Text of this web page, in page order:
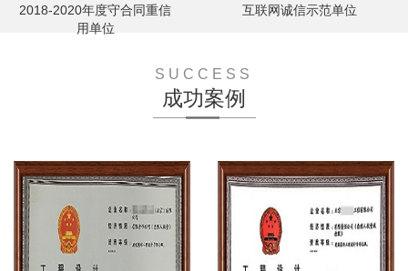
2018-2020年度守合同重信
用单位
互联网诚信示范单位
SUCCESS
成功案例